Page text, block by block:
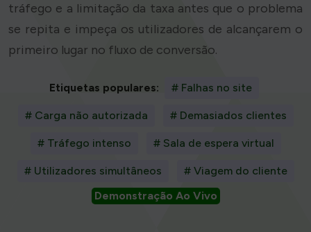
tráfego e a limitação da taxa antes que o problema
se repita e impeça os utilizadores de alcançarem o
primeiro lugar no fluxo de conversão.
Etiquetas populares: # Falhas no site
# Carga não autorizada # Demasiados clientes
# Tráfego intenso # Sala de espera virtual
# Utilizadores simultâneos
# Viagem do cliente
Demonstração Ao Vivo